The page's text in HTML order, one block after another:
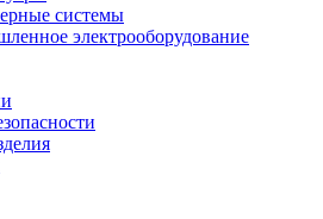
системы
электрооборудование